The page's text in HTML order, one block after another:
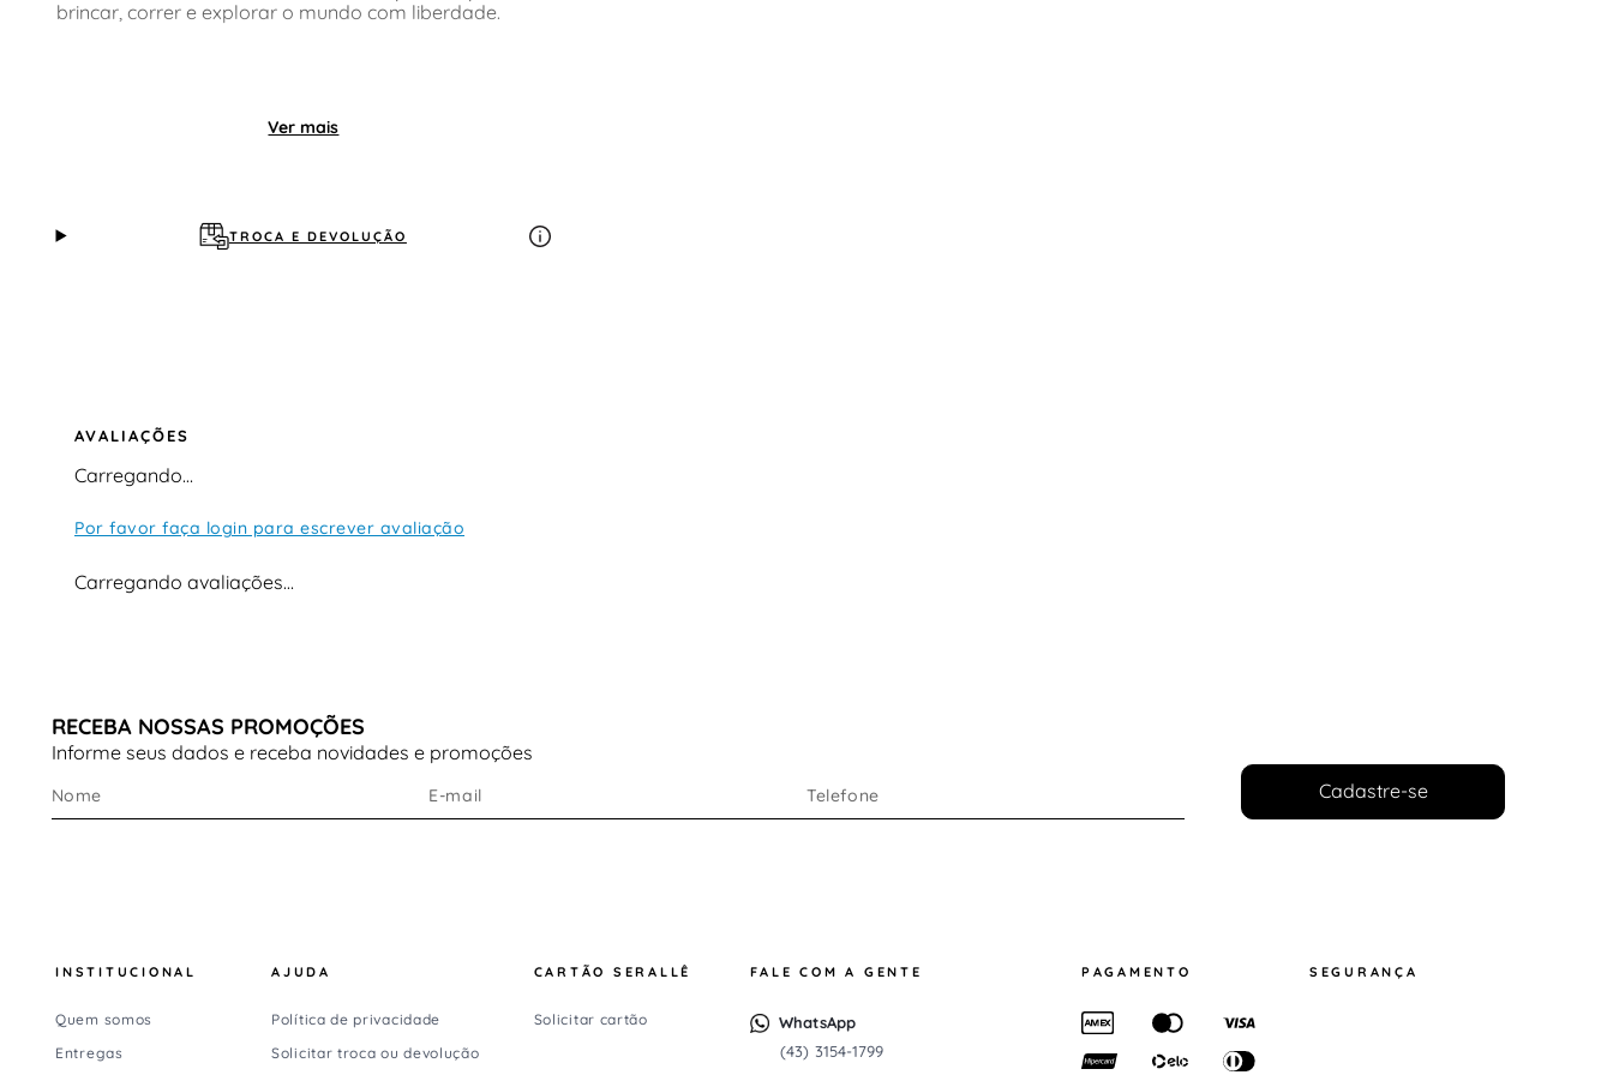
brincar, correr e explorar o mundo com liberdade.
Ver mais
TROCA E DEVOLUÇÃO
AVALIAÇÕES
Carregando…
Por favor faça login para escrever avaliação
Carregando avaliações…
RECEBA NOSSAS PROMOÇÕES
Informe seus dados e receba novidades e promoções
Cadastre-se
INSTITUCIONAL
Quem somos
Entregas
AJUDA
Política de privacidade
Solicitar troca ou devolução
CARTÃO SERALLÊ
Solicitar cartão
FALE COM A GENTE
WhatsApp
(43) 3154-1799
PAGAMENTO SEGURANÇA